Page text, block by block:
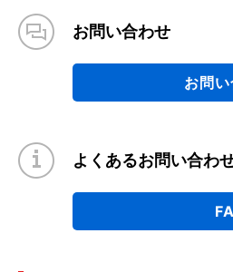
お問い合わせ
お問
よくあるお問い合わ